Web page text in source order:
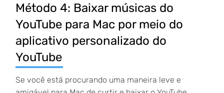
Método 4: Baixar músicas do
YouTube para Mac por meio do
aplicativo personalizado do
YouTube
Se você está procurando uma maneira leve e